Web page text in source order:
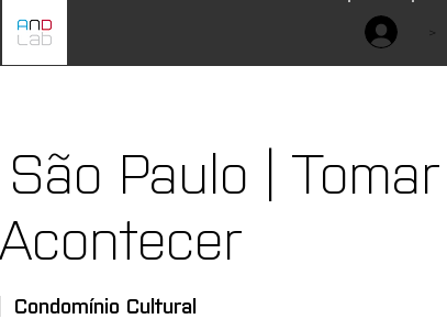
>
Paulo | Tomar
Condomínio Cultural